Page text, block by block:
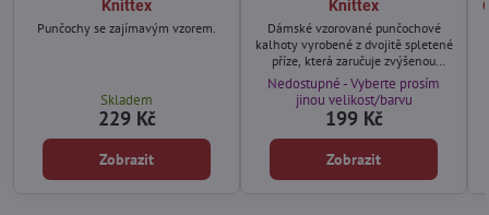
Knittex
Punčochy se zajímavým vzorem.
Skladem
229 Kč
Zobrazit
Knittex
Dámské vzorované punčochové
kalhoty vyrobené z dvojitě spletené
příze, která zaručuje zvýšenou
odolnost.
Nedostupné - Vyberte prosím
jinou velikost/barvu
199 Kč
Zobrazit